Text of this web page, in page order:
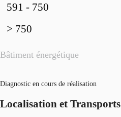
Bâtiment énergétique
591 - 750
> 750
Diagnostic en cours de réalisation
Localisation et Transports